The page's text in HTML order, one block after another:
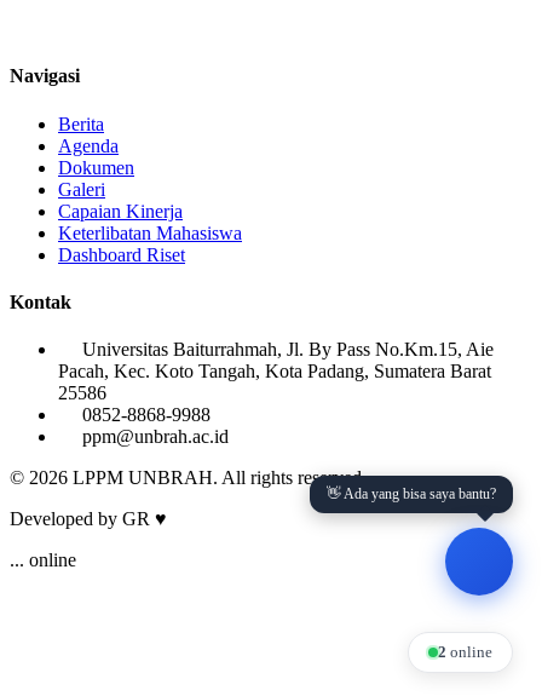
Navigasi
Berita
Agenda
Dokumen
Galeri
Capaian Kinerja
Keterlibatan Mahasiswa
Dashboard Riset
Kontak
Universitas Baiturrahmah, Jl. By Pass No.Km.15, Aie
Pacah, Kec. Koto Tangah, Kota Padang, Sumatera Barat
25586
0852-8868-9988
ppm@unbrah.ac.id
© 2026 LPPM UNBRAH. All rights reserved.
Developed by GR ♥
2 online
... online
👋 Ada yang bisa saya bantu?